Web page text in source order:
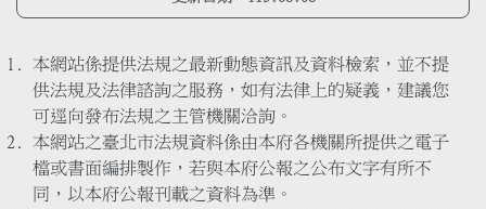
本網站係提供法規之最新動態資訊及資料檢索，並不提
供法規及法律諮詢之服務，如有法律上的疑義，建議您
可逕向發布法規之主管機關洽詢。
本網站之臺北市法規資料係由本府各機關所提供之電子
檔或書面編排製作，若與本府公報之公布文字有所不
同，以本府公報刊載之資料為準。